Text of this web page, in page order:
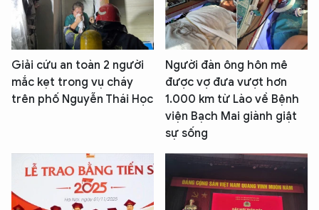
Giải cứu an toàn 2 người
mắc kẹt trong vụ cháy
trên phố Nguyễn Thái Học
Người đàn ông hôn mê
được vợ đưa vượt hơn
1.000 km từ Lào về Bệnh
viện Bạch Mai giành giật
sự sống